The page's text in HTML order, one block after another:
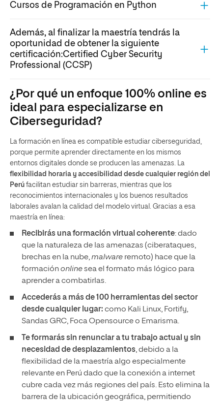
Cursos de Programación en Python
Además, al finalizar la maestría tendrás la
oportunidad de obtener la siguiente
certificación:Certified Cyber Security
Professional (CCSP)
¿Por qué un enfoque 100% online es
ideal para especializarse en
Ciberseguridad?
La formación en línea es compatible estudiar ciberseguridad,
porque permite aprender directamente en los mismos
entornos digitales donde se producen las amenazas. La
flexibilidad horaria y accesibilidad desde cualquier región del
Perú facilitan estudiar sin barreras, mientras que los
reconocimientos internacionales y los buenos resultados
laborales avalan la calidad del modelo virtual. Gracias a esa
maestría en línea:
Recibirás una formación virtual coherente: dado
que la naturaleza de las amenazas (ciberataques,
brechas en la nube,malware remoto) hace que la
formaciónonlinesea el formato más lógico para
aprender a combatirlas.
Accederás a más de 100 herramientas del sector
desde cualquier lugar: como Kali Linux, Fortify,
Sandas GRC, Foca Opensource o Emarisma.
Te formarássin renunciar a tu trabajo actual y sin
necesidad de desplazamientos, debido a la
flexibilidad de la maestría algo especialmente
relevante en Perú dado que la conexión a internet
cubre cada vez más regiones del país. Esto elimina la
barrera de la ubicación geográfica, permitiendo